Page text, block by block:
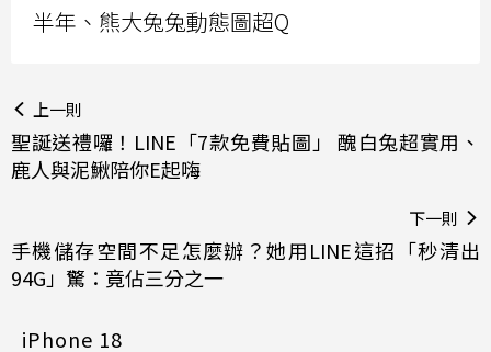
半年、熊大兔兔動態圖超Q
上一則
聖誕送禮囉！LINE「7款免費貼圖」 醜白兔超實用、
鹿人與泥鰍陪你E起嗨
下一則
手機儲存空間不足怎麼辦？她用LINE這招「秒清出
94G」驚：竟佔三分之一
iPhone 18